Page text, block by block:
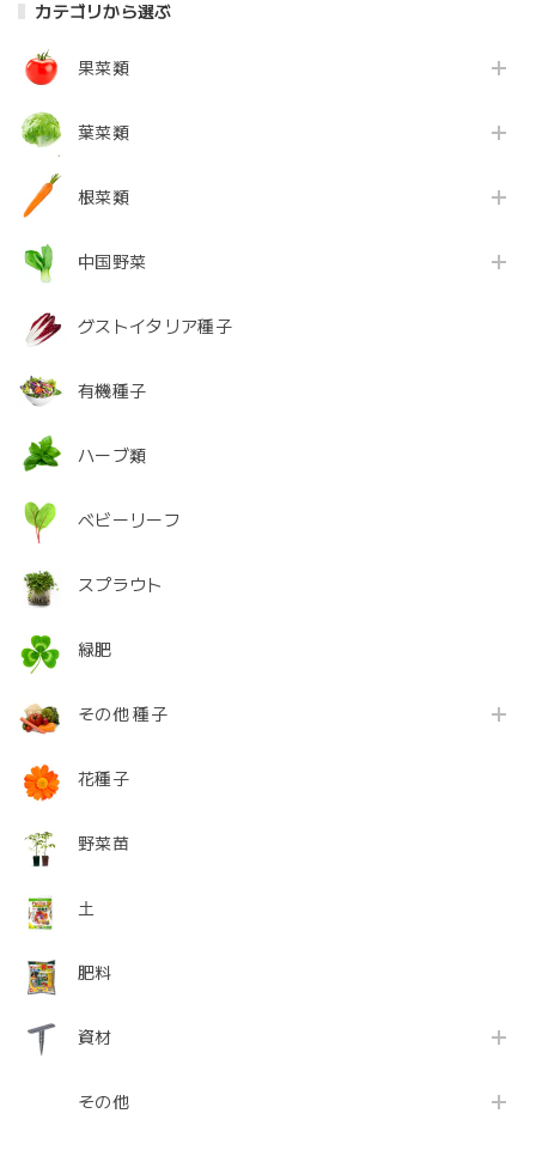
カテゴリから選ぶ
果菜類
葉菜類
根菜類
中国野菜
グストイタリア種子
有機種子
ハーブ類
ベビーリーフ
スプラウト
緑肥
その他 種子
花種子
野菜苗
土
肥料
資材
その他